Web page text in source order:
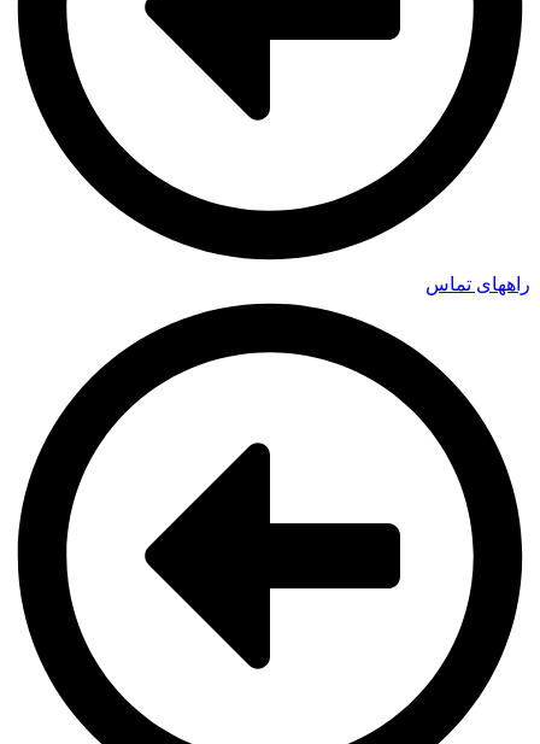
راههای تماس